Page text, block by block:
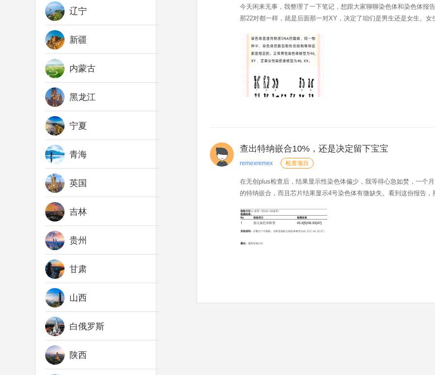
辽宁
新疆
内蒙古
黑龙江
宁夏
青海
英国
吉林
贵州
甘肃
山西
白俄罗斯
陕西
今天闲来无事，我整理了一下笔记，想跟大家聊聊染色体和染色体报
那22对都一样，就是后面那一对XY，决定了咱们是男生还是女生。
报告，都会写得很清楚。正常的男生就是46，XY；...
查出特纳嵌合10%，还是决定留下宝宝
remexremex 检查项目
在无创plus检查后，结果显示性染色体偏少，我等得心急如焚，一个
的特纳嵌合，而且芯片结果显示4号染色体有微缺失。看到这份报告
高，而且芯片报告上没有显示嵌合的片段，这算是好消息...